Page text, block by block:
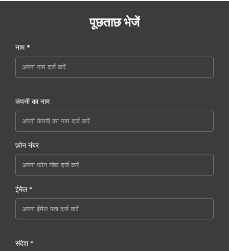
पूछताछ भेजें
नाम *
कंपनी का नाम
फ़ोन नंबर
ईमेल *
संदेश *